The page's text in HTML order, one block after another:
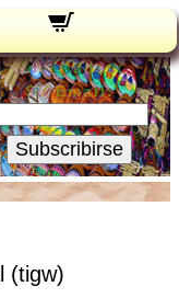
Novedades:
Su Email:
Subscribirse
(tigw)